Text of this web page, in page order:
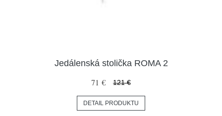
Jedálenská stolička ROMA 2
71 € 121 €
DETAIL PRODUKTU